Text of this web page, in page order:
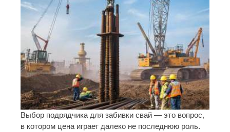
Выбор подрядчика для забивки свай — это вопрос,
в котором цена играет далеко не последнюю роль.